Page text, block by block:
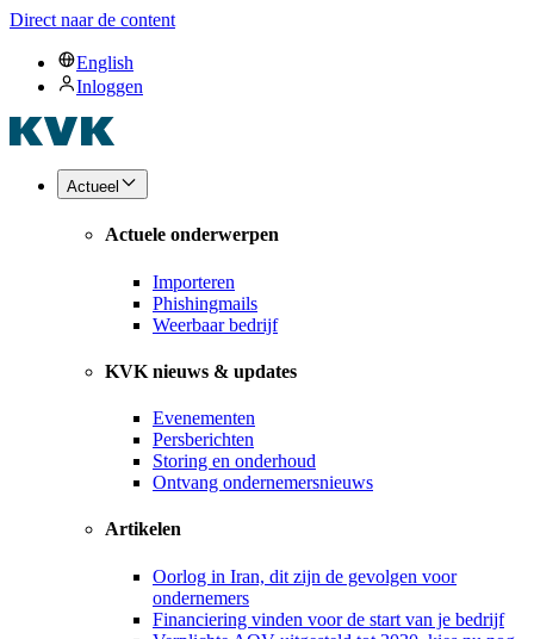
Direct naar de content
English
Inloggen
Actueel
Actuele onderwerpen
Importeren
Phishingmails
Weerbaar bedrijf
KVK nieuws & updates
Evenementen
Persberichten
Storing en onderhoud
Ontvang ondernemersnieuws
Artikelen
Oorlog in Iran, dit zijn de gevolgen voor
ondernemers
Financiering vinden voor de start van je bedrijf